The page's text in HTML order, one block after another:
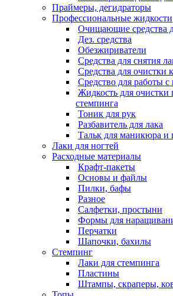
Праймеры, дегидраторы
Профессиональные жидкости
Очищающие средства
Дез. средства
Обезжириватели
Средства для снятия
Средства для очистки
Средство для работы
Жидкость для очистки
стемпинга
Тоник для рук
Разбавитель для лака
Тальк для маникюра и
Лаки для ногтей
Расходные материалы
Крафт-пакеты
Основы и файлы
Пилки, бафы
Разное
Салфетки, простыни
Формы для
Перчатки
Шапочки, бахилы
Стемпинг
Лаки для стемпинга
Пластины
Штампы, скраперы,